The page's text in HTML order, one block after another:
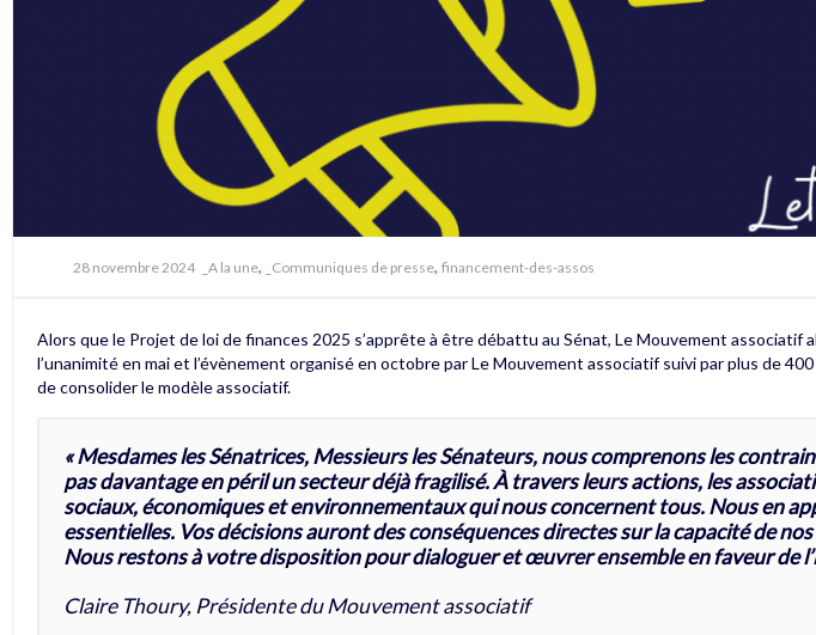
28 novembre 2024 _A la une, _Communiques de presse, financement-des-assos
Alors que le Projet de loi de finances 2025 s’apprête à être débattu au Sénat, Le Mouvement
l’unanimité en mai et l’évènement organisé en octobre par Le Mouvement associatif suivi par plus de
de consolider le modèle associatif.
« Mesdames les Sénatrices, Messieurs les Sénateurs, nous comprenons les
pas davantage en péril un secteur déjà fragilisé. À travers leurs actions, les
sociaux, économiques et environnementaux qui nous concernent tous. Nous en
essentielles. Vos décisions auront des conséquences directes sur la capacité de
Nous restons à votre disposition pour dialoguer et œuvrer ensemble en faveur de
Claire Thoury, Présidente du Mouvement associatif